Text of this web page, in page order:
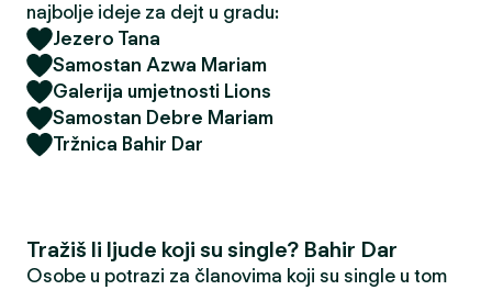
najbolje ideje za dejt u gradu:
Jezero Tana
Samostan Azwa Mariam
Galerija umjetnosti Lions
Samostan Debre Mariam
Tržnica Bahir Dar
Tražiš li ljude koji su single? Bahir Dar
Osobe u potrazi za članovima koji su single u tom